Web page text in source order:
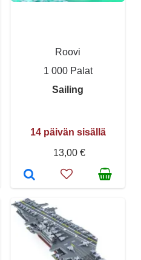
Roovi
1 000 Palat
Sailing
14 päivän sisällä
13,00 €